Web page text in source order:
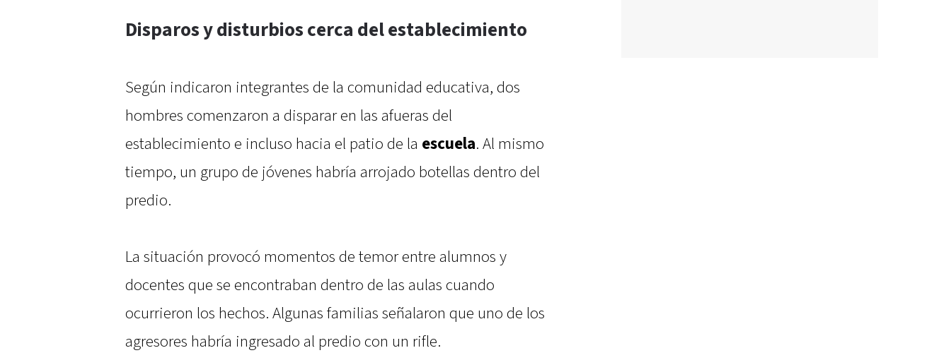
Disparos y disturbios cerca del establecimiento
Según indicaron integrantes de la comunidad educativa, dos
hombres comenzaron a disparar en las afueras del
establecimiento e incluso hacia el patio de la escuela. Al mismo
tiempo, un grupo de jóvenes habría arrojado botellas dentro del
predio.
La situación provocó momentos de temor entre alumnos y
docentes que se encontraban dentro de las aulas cuando
ocurrieron los hechos. Algunas familias señalaron que uno de los
agresores habría ingresado al predio con un rifle.